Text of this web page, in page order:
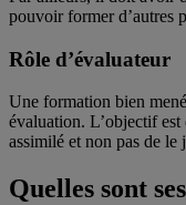
pouvoir former d’autres
Rôle d’évaluateur
Une formation bien
évaluation. L’objectif est
assimilé et non pas de le
Quelles sont